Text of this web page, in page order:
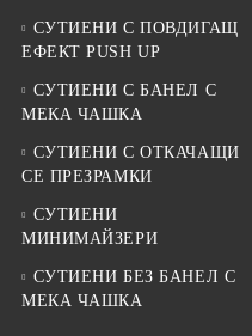
СУТИЕНИ С ПОВДИГАЩ
ЕФЕКТ PUSH UP
СУТИЕНИ С БАНЕЛ С
МЕКА ЧАШКА
СУТИЕНИ С ОТКАЧАЩИ
СЕ ПРЕЗРАМКИ
СУТИЕНИ
МИНИМАЙЗЕРИ
СУТИЕНИ БЕЗ БАНЕЛ С
МЕКА ЧАШКА